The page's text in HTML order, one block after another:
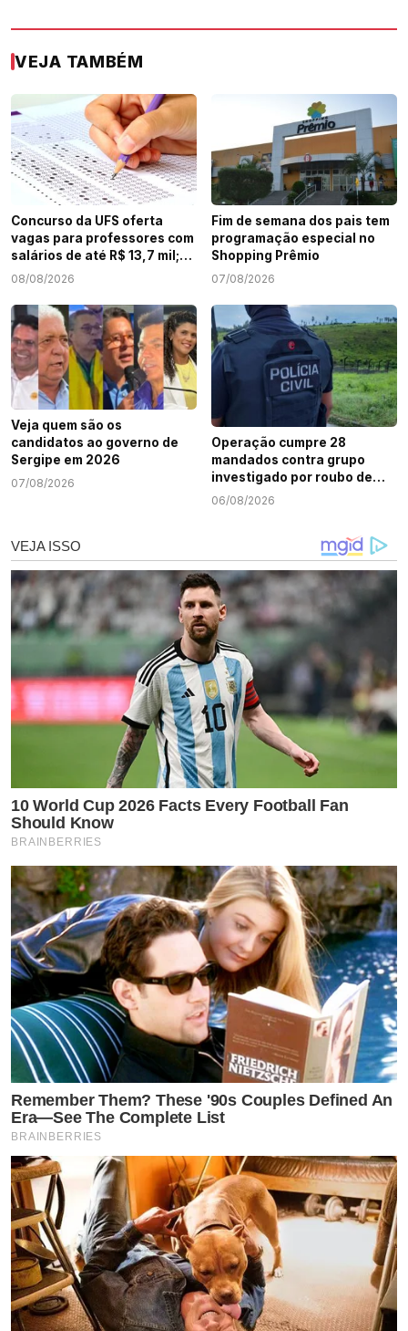
VEJA TAMBÉM
Concurso da UFS oferta
vagas para professores com
salários de até R$ 13,7 mil;
veja como participar
08/08/2026
Fim de semana dos pais tem
programação especial no
Shopping Prêmio
07/08/2026
Veja quem são os
candidatos ao governo de
Sergipe em 2026
07/08/2026
Operação cumpre 28
mandados contra grupo
investigado por roubo de
cargas e tráfico de drogas
06/08/2026